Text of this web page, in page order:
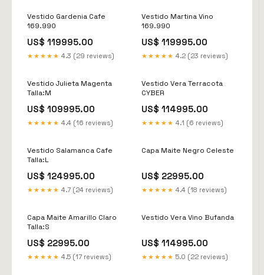
Vestido Gardenia Cafe
169.990
US$ 119995.00
★★★★★ 4.3 (29 reviews)
Vestido Martina Vino
169.990
US$ 119995.00
★★★★★ 4.2 (23 reviews)
Vestido Julieta Magenta
Talla:M
US$ 109995.00
★★★★★ 4.4 (16 reviews)
Vestido Vera Terracota
CYBER
US$ 114995.00
★★★★★ 4.1 (6 reviews)
Vestido Salamanca Cafe
Talla:L
US$ 124995.00
★★★★★ 4.7 (24 reviews)
Capa Maite Negro Celeste
US$ 22995.00
★★★★★ 4.4 (18 reviews)
Capa Maite Amarillo Claro
Talla:S
US$ 22995.00
★★★★★ 4.5 (17 reviews)
Vestido Vera Vino Bufanda
US$ 114995.00
★★★★★ 5.0 (22 reviews)